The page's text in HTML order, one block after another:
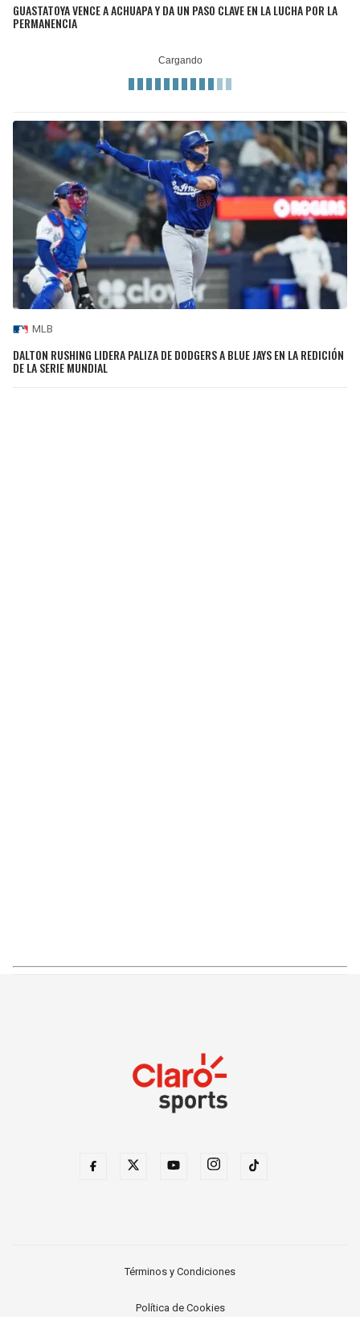
GUASTATOYA VENCE A ACHUAPA Y DA UN PASO CLAVE EN LA LUCHA POR LA
PERMANENCIA
MLB
DALTON RUSHING LIDERA PALIZA DE DODGERS A BLUE JAYS EN LA REDICIÓN
DE LA SERIE MUNDIAL
Términos y Condiciones
Política de Cookies